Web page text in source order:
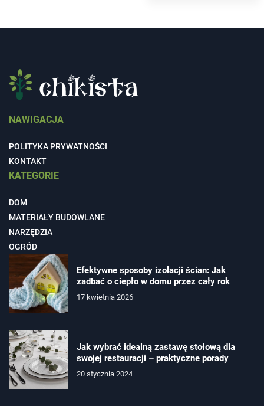
NAWIGACJA
POLITYKA PRYWATNOŚCI
KONTAKT
KATEGORIE
DOM
MATERIAŁY BUDOWLANE
NARZĘDZIA
OGRÓD
Efektywne sposoby izolacji ścian: Jak
zadbać o ciepło w domu przez cały rok
17 kwietnia 2026
Jak wybrać idealną zastawę stołową dla
swojej restauracji – praktyczne porady
20 stycznia 2024